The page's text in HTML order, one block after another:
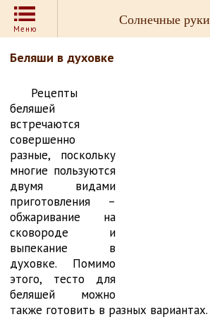
Меню
Солнечные руки
Беляши в духовке
Рецепты
беляшей
встречаются
совершенно
разные, поскольку
многие пользуются
двумя видами
приготовления –
обжаривание на
сковороде и
выпекание в
духовке. Помимо
этого, тесто для
беляшей можно
также готовить в разных вариантах.